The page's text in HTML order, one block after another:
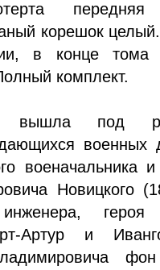
корешок
в конце тома
комплект.
вышла под
военных
военачальника и
Новицкого
героя
Артур и